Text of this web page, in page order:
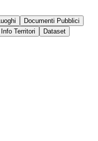
Luoghi
Documenti Pubblici
Info Territori Dataset